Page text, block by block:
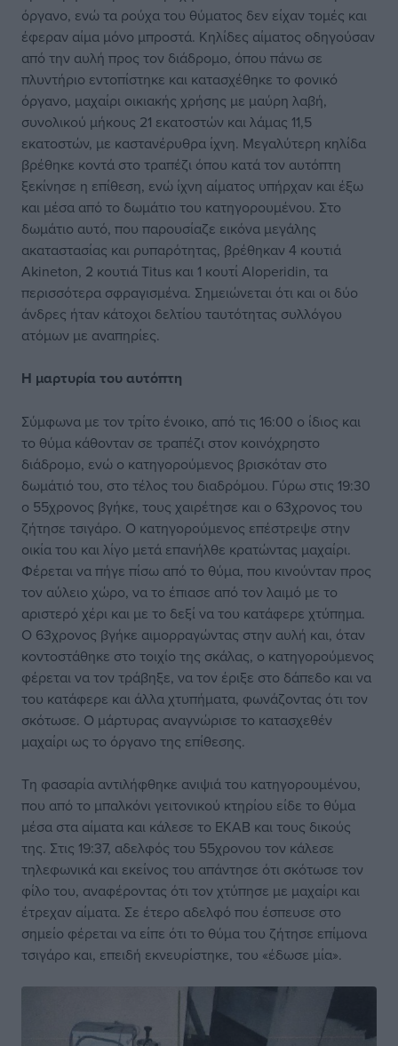
όργανο, ενώ τα ρούχα του θύματος δεν είχαν τομές και
έφεραν αίμα μόνο μπροστά. Κηλίδες αίματος οδηγούσαν
από την αυλή προς τον διάδρομο, όπου πάνω σε
πλυντήριο εντοπίστηκε και κατασχέθηκε το φονικό
όργανο, μαχαίρι οικιακής χρήσης με μαύρη λαβή,
συνολικού μήκους 21 εκατοστών και λάμας 11,5
εκατοστών, με καστανέρυθρα ίχνη. Μεγαλύτερη κηλίδα
βρέθηκε κοντά στο τραπέζι όπου κατά τον αυτόπτη
ξεκίνησε η επίθεση, ενώ ίχνη αίματος υπήρχαν και έξω
και μέσα από το δωμάτιο του κατηγορουμένου. Στο
δωμάτιο αυτό, που παρουσίαζε εικόνα μεγάλης
ακαταστασίας και ρυπαρότητας, βρέθηκαν 4 κουτιά
Akineton, 2 κουτιά Titus και 1 κουτί Aloperidin, τα
περισσότερα σφραγισμένα. Σημειώνεται ότι και οι δύο
άνδρες ήταν κάτοχοι δελτίου ταυτότητας συλλόγου
ατόμων με αναπηρίες.
Η μαρτυρία του αυτόπτη
Σύμφωνα με τον τρίτο ένοικο, από τις 16:00 ο ίδιος και
το θύμα κάθονταν σε τραπέζι στον κοινόχρηστο
διάδρομο, ενώ ο κατηγορούμενος βρισκόταν στο
δωμάτιό του, στο τέλος του διαδρόμου. Γύρω στις 19:30
ο 55χρονος βγήκε, τους χαιρέτησε και ο 63χρονος του
ζήτησε τσιγάρο. Ο κατηγορούμενος επέστρεψε στην
οικία του και λίγο μετά επανήλθε κρατώντας μαχαίρι.
Φέρεται να πήγε πίσω από το θύμα, που κινούνταν προς
τον αύλειο χώρο, να το έπιασε από τον λαιμό με το
αριστερό χέρι και με το δεξί να του κατάφερε χτύπημα.
Ο 63χρονος βγήκε αιμορραγώντας στην αυλή και, όταν
κοντοστάθηκε στο τοιχίο της σκάλας, ο κατηγορούμενος
φέρεται να τον τράβηξε, να τον έριξε στο δάπεδο και να
του κατάφερε και άλλα χτυπήματα, φωνάζοντας ότι τον
σκότωσε. Ο μάρτυρας αναγνώρισε το κατασχεθέν
μαχαίρι ως το όργανο της επίθεσης.
Τη φασαρία αντιλήφθηκε ανιψιά του κατηγορουμένου,
που από το μπαλκόνι γειτονικού κτηρίου είδε το θύμα
μέσα στα αίματα και κάλεσε το ΕΚΑΒ και τους δικούς
της. Στις 19:37, αδελφός του 55χρονου τον κάλεσε
τηλεφωνικά και εκείνος του απάντησε ότι σκότωσε τον
φίλο του, αναφέροντας ότι τον χτύπησε με μαχαίρι και
έτρεχαν αίματα. Σε έτερο αδελφό που έσπευσε στο
σημείο φέρεται να είπε ότι το θύμα του ζήτησε επίμονα
τσιγάρο και, επειδή εκνευρίστηκε, του «έδωσε μία».